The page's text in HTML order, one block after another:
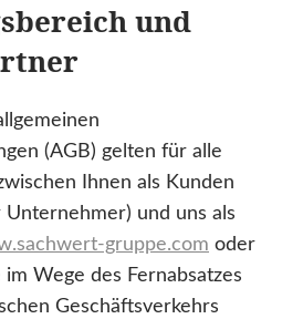
und
(AGB) gelten für alle
Ihnen als Kunden
und uns als
gruppe.com oder
Wege des Fernabsatzes
Geschäftsverkehrs